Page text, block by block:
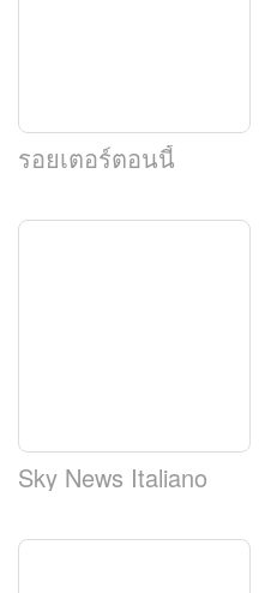
รอยเตอร์ตอนนี้
Sky News Italiano